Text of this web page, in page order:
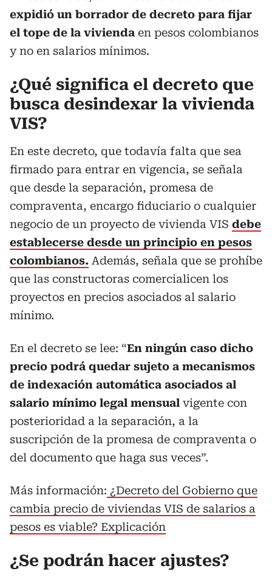
expidió un borrador de decreto para fijar
el tope de la vivienda en pesos colombianos
y no en salarios mínimos.
¿Qué significa el decreto que
busca desindexar la vivienda
VIS?
En este decreto, que todavía falta que sea
firmado para entrar en vigencia, se señala
que desde la separación, promesa de
compraventa, encargo fiduciario o cualquier
negocio de un proyecto de vivienda VIS debe
establecerse desde un principio en pesos
colombianos. Además, señala que se prohíbe
que las constructoras comercialicen los
proyectos en precios asociados al salario
mínimo.
En el decreto se lee: “En ningún caso dicho
precio podrá quedar sujeto a mecanismos
de indexación automática asociados al
salario mínimo legal mensual vigente con
posterioridad a la separación, a la
suscripción de la promesa de compraventa o
del documento que haga sus veces”.
Más información: ¿Decreto del Gobierno que
cambia precio de viviendas VIS de salarios a
pesos es viable? Explicación
¿Se podrán hacer ajustes?